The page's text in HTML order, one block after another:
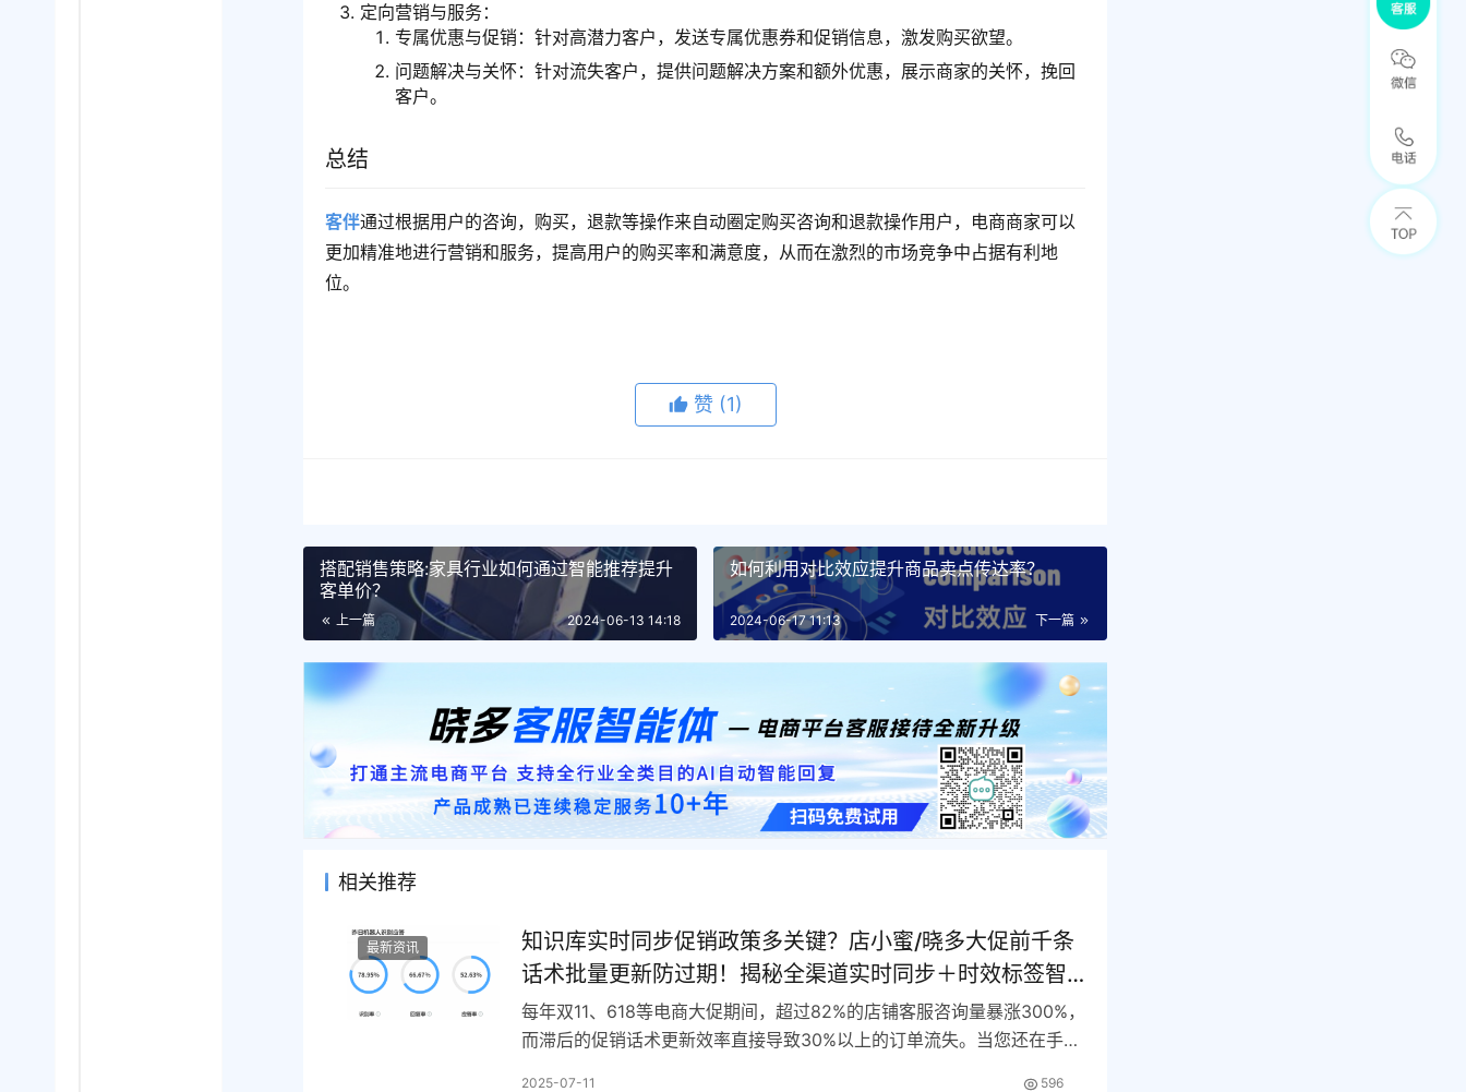
定向营销与服务：
专属优惠与促销：针对高潜力客户，发送专属优惠券和促销信息，激发购买欲望。
问题解决与关怀：针对流失客户，提供问题解决方案和额外优惠，展示商家的关怀，挽回
客户。
总结
客伴通过根据用户的咨询，购买，退款等操作来自动圈定购买咨询和退款操作用户，电商商家可以
更加精准地进行营销和服务，提高用户的购买率和满意度，从而在激烈的市场竞争中占据有利地
位。
赞 (1)
搭配销售策略:家具行业如何通过智能推荐提升
客单价？
上一篇 2024-06-13 14:18
如何利用对比效应提升商品卖点传达率？
下一篇
2024-06-17 11:13
相关推荐
最新资讯
知识库实时同步促销政策多关键？店小蜜/晓多大促前千条
话术批量更新防过期！揭秘全渠道实时同步＋时效标签智
能管理，大促订单流失直降30%！
每年双11、618等电商大促期间，超过82%的店铺客服咨询量暴涨300%，
而滞后的促销话术更新效率直接导致30%以上的订单流失。当您还在手工
2025-07-11 596